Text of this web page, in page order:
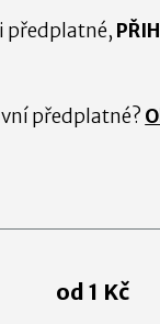
předplatné,
předplatné?
od 1 Kč